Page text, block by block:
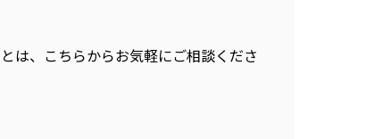
は、こちらからお気軽にご相談くださ